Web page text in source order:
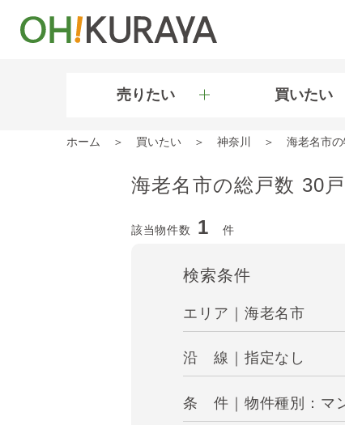
売りたい 買いたい
ホーム 買いたい 神奈川 海老名市
海老名市の総戸数 30
該当物件数 1 件
検索条件
エリア｜海老名市
沿 線｜指定なし
条 件｜物件種別：マ